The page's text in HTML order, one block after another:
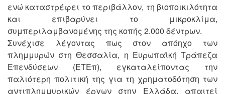
ενώ καταστρέφει το περιβάλλον, τη βιοποικιλότητα
και επιβαρύνει το μικροκλίμα,
συμπεριλαμβανομένης της κοπής 2.000 δέντρων.
Συνέχισε λέγοντας πως στον απόηχο των
πλημμυρών στη Θεσσαλία, η Ευρωπαϊκή Τράπεζα
Επενδύσεων (ΕΤΕπ), εγκαταλείποντας την
παλιότερη πολιτική της για τη χρηματοδότηση των
αντιπλημμυρικών έργων στην Ελλάδα, απαιτεί